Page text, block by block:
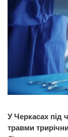
У Черкасах під
травми